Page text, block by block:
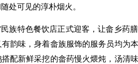
处可见的淳朴烟火。
族特色餐饮店正式迎客，让畲乡药
韵味，身着畲族服饰的服务员均为
配新鲜采挖的畲药慢火煨炖，汤清